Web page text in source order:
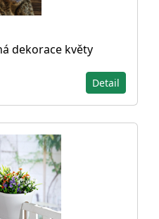
dekorace květy
Detail